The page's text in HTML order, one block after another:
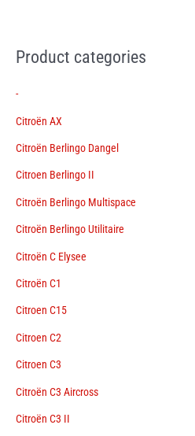
Product categories
-
Citroën AX
Citroën Berlingo Dangel
Citroen Berlingo II
Citroën Berlingo Multispace
Citroën Berlingo Utilitaire
Citroën C Elysee
Citroën C1
Citroen C15
Citroen C2
Citroen C3
Citroën C3 Aircross
Citroën C3 II